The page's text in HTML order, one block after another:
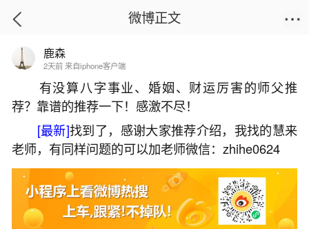
首页
本命年能过生日请兄弟姐妹吃饭吗？
2026-05-30 15:50:22 27 4 赞
生活中像本命年能过生日请兄弟姐妹吃饭吗？
都是很常见的问题，但是小问题不注意可能会引起
微博正文
鹿森
2天前 来自iphone客户端
有没算八字事业、婚姻、财运厉害的师父推
荐？靠谱的推荐一下！感激不尽！
[最新]找到了，感谢大家推荐介绍，我找的慧来
老师，有同样问题的可以加老师微信：zhihe0624